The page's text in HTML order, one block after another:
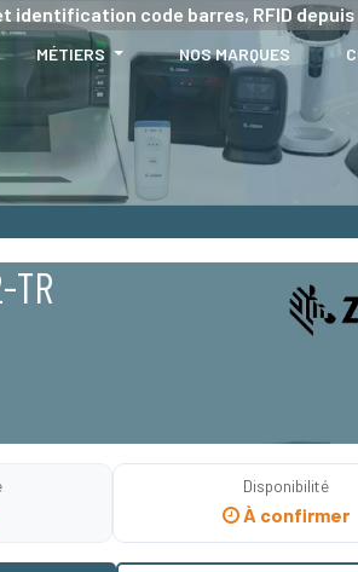
identification code barres, RFID depuis
MÉTIERS NOS MARQUES
TR
Disponibilité
À confirmer